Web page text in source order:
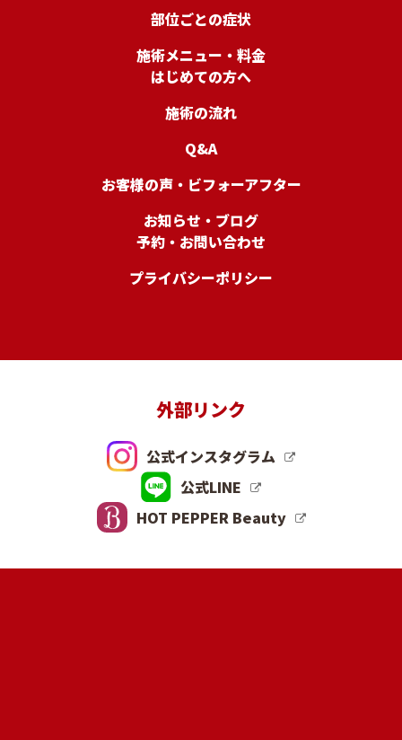
部位ごとの症状
施術メニュー・料金
はじめての方へ
施術の流れ
Q&A
お客様の声・ビフォーアフター
お知らせ・ブログ
予約・お問い合わせ
プライバシーポリシー
外部リンク
公式インスタグラム
公式LINE
HOT PEPPER Beauty